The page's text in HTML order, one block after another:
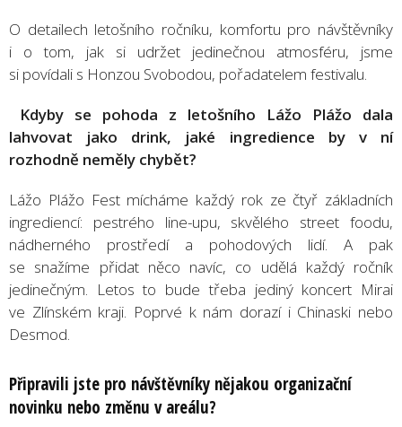
O detailech letošního ročníku, komfortu pro návštěvníky
i o tom, jak si udržet jedinečnou atmosféru, jsme
si povídali s Honzou Svobodou, pořadatelem festivalu.
Kdyby se pohoda z letošního Lážo Plážo dala
lahvovat jako drink, jaké ingredience by v ní
rozhodně neměly chybět?
Lážo Plážo Fest mícháme každý rok ze čtyř základních
ingrediencí: pestrého line-upu, skvělého street foodu,
nádherného prostředí a pohodových lidí. A pak
se snažíme přidat něco navíc, co udělá každý ročník
jedinečným. Letos to bude třeba jediný koncert Mirai
ve Zlínském kraji. Poprvé k nám dorazí i Chinaski nebo
Desmod.
Připravili jste pro návštěvníky nějakou organizační
novinku nebo změnu v areálu?